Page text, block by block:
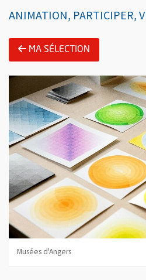
ANIMATION, PARTICIPER,
MA SÉLECTION
Musées d'Angers